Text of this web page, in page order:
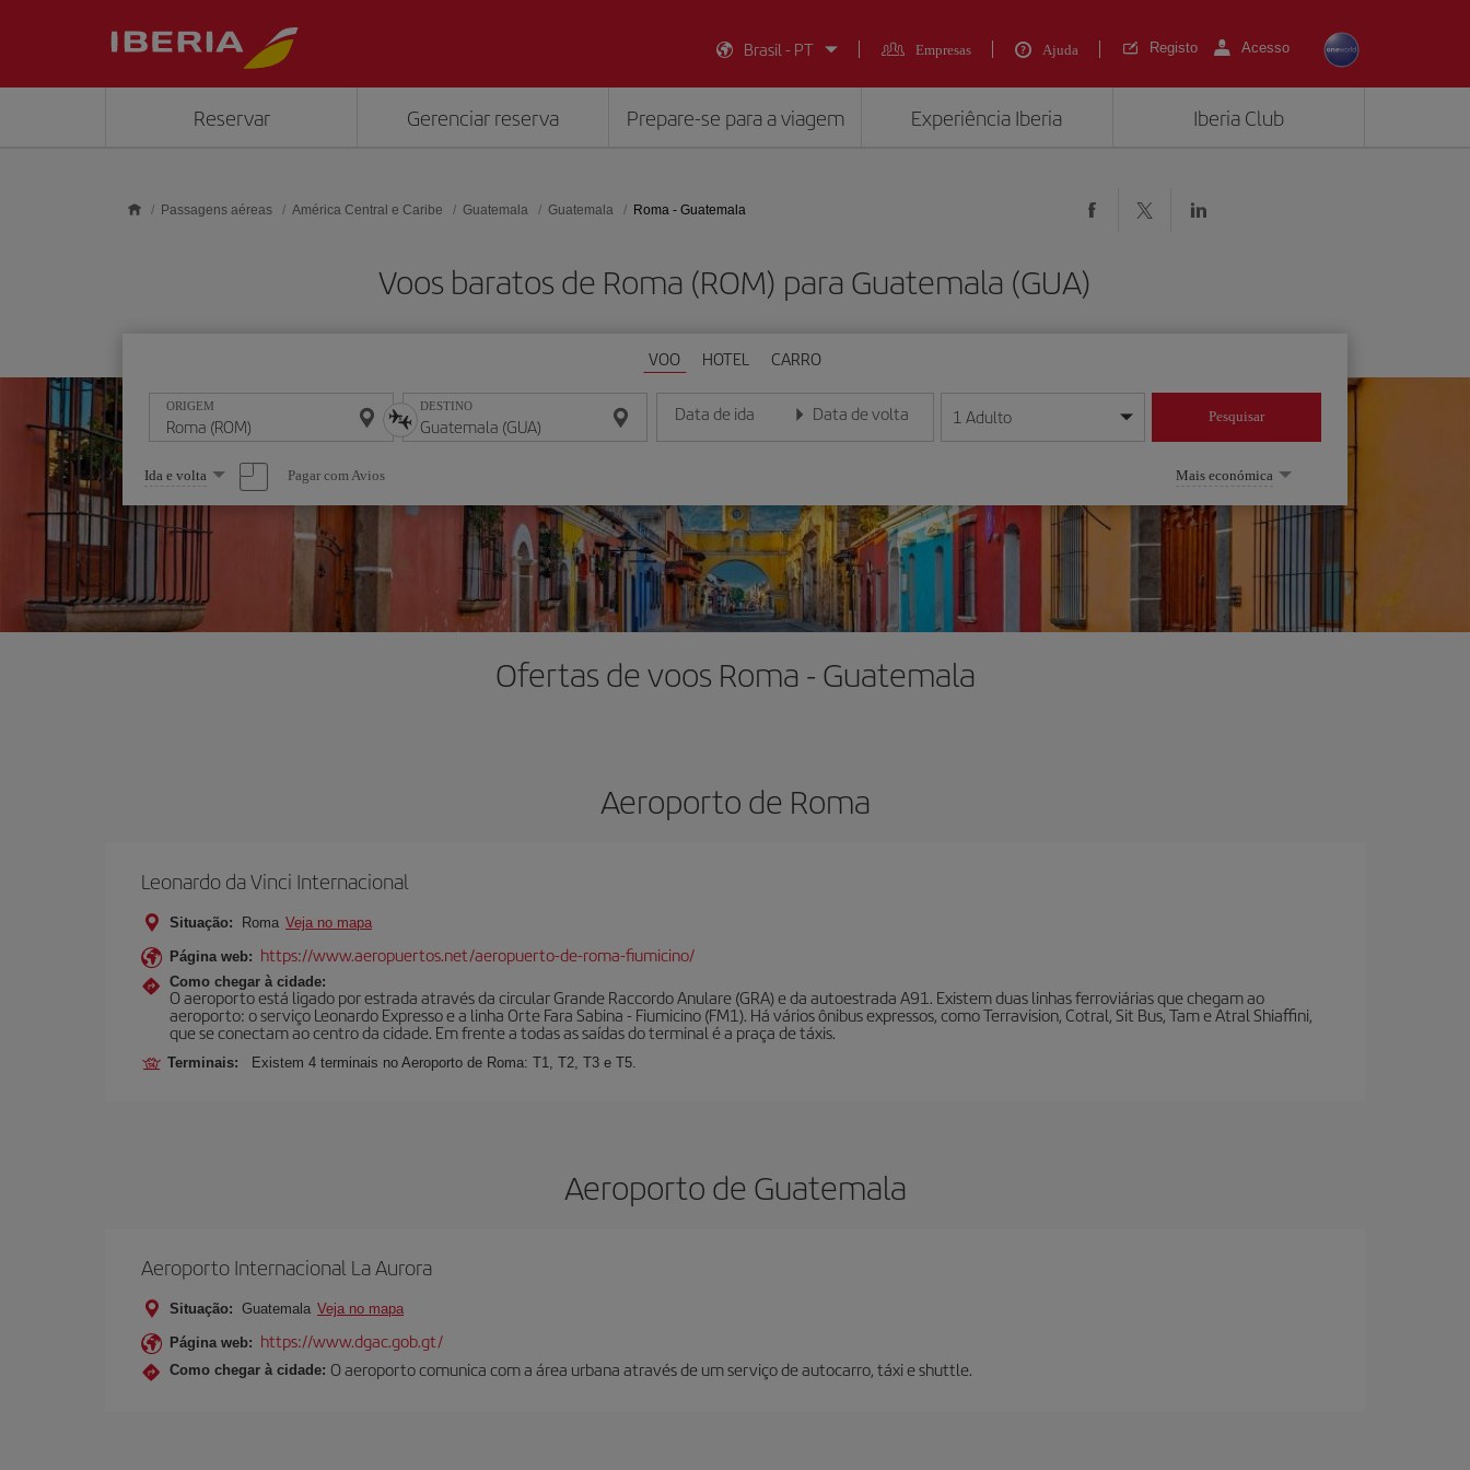
Brasil - PT
Empresas Ajuda Registo Acesso
Reservar Gerenciar reserva Prepare-se para a viagem Experiência Iberia Iberia Club
Passagens aéreas América Central e Caribe Guatemala Guatemala Roma - Guatemala
Voos baratos de Roma (ROM) para Guatemala (GUA)
VOO HOTEL CARRO
ORIGEM DESTINO Data de ida
Insira a data no formato dia/mês/ano
Data de volta
Insira a data no formato dia/mês/ano
1 Adulto Pesquisar
Selecione
uma
opção
Ida e volta Pagar com Avios Mais económica
Ofertas de voos Roma - Guatemala
Aeroporto de Roma
Leonardo da Vinci Internacional
Situação: Roma Veja no mapa
Página web: https://www.aeropuertos.net/aeropuerto-de-roma-fiumicino/
Como chegar à cidade:
O aeroporto está ligado por estrada através da circular Grande Raccordo Anulare (GRA) e da autoestrada A91. Existem duas linhas ferroviárias que chegam ao
aeroporto: o serviço Leonardo Expresso e a linha Orte Fara Sabina - Fiumicino (FM1). Há vários ônibus expressos, como Terravision, Cotral, Sit Bus, Tam e Atral Shiaffini,
que se conectam ao centro da cidade. Em frente a todas as saídas do terminal é a praça de táxis.
Terminais: Existem 4 terminais no Aeroporto de Roma: T1, T2, T3 e T5.
Aeroporto de Guatemala
Aeroporto Internacional La Aurora
Situação: Guatemala Veja no mapa
Página web: https://www.dgac.gob.gt/
Como chegar à cidade: O aeroporto comunica com a área urbana através de um serviço de autocarro, táxi e shuttle.